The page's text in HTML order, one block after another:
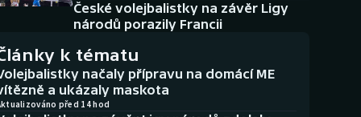
České volejbalistky na závěr Ligy
národů porazily Francii
k tématu
načaly přípravu na domácí ME
a ukázaly maskota
před 14 hod